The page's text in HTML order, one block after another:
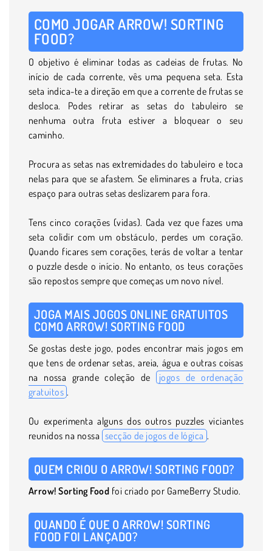
COMO JOGAR ARROW! SORTING
FOOD?
O objetivo é eliminar todas as cadeias de frutas. No
início de cada corrente, vês uma pequena seta. Esta
seta indica-te a direção em que a corrente de frutas se
desloca. Podes retirar as setas do tabuleiro se
nenhuma outra fruta estiver a bloquear o seu
caminho.
Procura as setas nas extremidades do tabuleiro e toca
nelas para que se afastem. Se eliminares a fruta, crias
espaço para outras setas deslizarem para fora.
Tens cinco corações (vidas). Cada vez que fazes uma
seta colidir com um obstáculo, perdes um coração.
Quando ficares sem corações, terás de voltar a tentar
o puzzle desde o início. No entanto, os teus corações
são repostos sempre que começas um novo nível.
JOGA MAIS JOGOS ONLINE GRATUITOS
COMO ARROW! SORTING FOOD
Se gostas deste jogo, podes encontrar mais jogos em
que tens de ordenar setas, areia, água e outras coisas
na nossa grande coleção de
jogos de ordenação
gratuitos .
Ou experimenta alguns dos outros puzzles viciantes
reunidos na nossa secção de jogos de lógica .
QUEM CRIOU O ARROW! SORTING FOOD?
Arrow! Sorting Food foi criado por GameBerry Studio.
QUANDO É QUE O ARROW! SORTING
FOOD FOI LANÇADO?